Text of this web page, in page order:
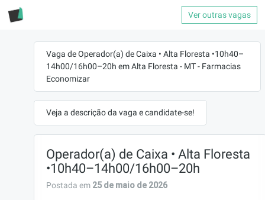
Ver outras vagas
Vaga de Operador(a) de Caixa • Alta Floresta •10h40–
14h00/16h00–20h em Alta Floresta - MT - Farmacias
Economizar
Veja a descrição da vaga e candidate-se!
Operador(a) de Caixa • Alta Floresta
•10h40–14h00/16h00–20h
Postada em 25 de maio de 2026